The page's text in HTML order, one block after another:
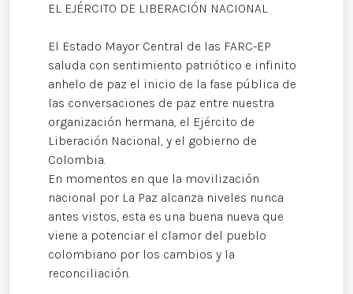
EL EJÉRCITO DE LIBERACIÓN NACIONAL
El Estado Mayor Central de las FARC-EP
saluda con sentimiento patriótico e infinito
anhelo de paz el inicio de la fase pública de
las conversaciones de paz entre nuestra
organización hermana, el Ejército de
Liberación Nacional, y el gobierno de
Colombia.
En momentos en que la movilización
nacional por La Paz alcanza niveles nunca
antes vistos, esta es una buena nueva que
viene a potenciar el clamor del pueblo
colombiano por los cambios y la
reconciliación.